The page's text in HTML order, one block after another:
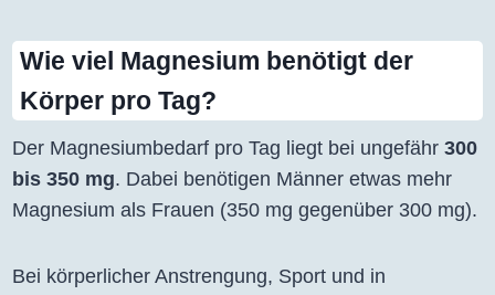
Wie viel Magnesium benötigt der
Körper pro Tag?
Der Magnesiumbedarf pro Tag liegt bei ungefähr300
bis 350 mg. Dabei benötigen Männer etwas mehr
Magnesium als Frauen (350 mg gegenüber 300 mg).
Bei körperlicher Anstrengung, Sport und in